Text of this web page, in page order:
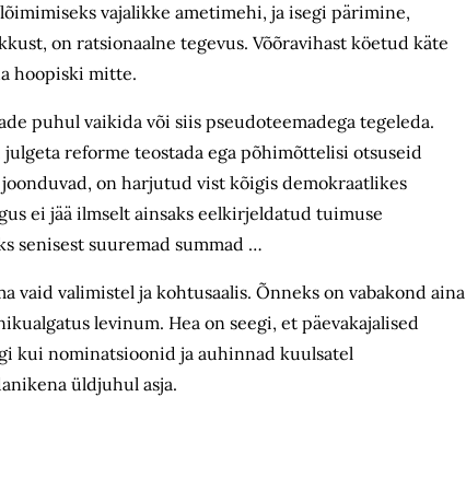
vajalikke ametimehi, ja isegi pärimine,
on ratsionaalne tegevus. Võõravihast köetud käte
hoopiski mitte.
puhul vaikida või siis pseudoteemadega tegeleda.
reforme teostada ega põhimõttelisi otsuseid
on harjutud vist kõigis demokraatlikes
ei jää ilmselt ainsaks eelkirjeldatud tuimuse
senisest suuremad summad …
valimistel ja kohtusaalis. Õnneks on vabakond aina
levinum. Hea on seegi, et päevakajalised
kui nominatsioonid ja auhinnad kuulsatel
üldjuhul asja.